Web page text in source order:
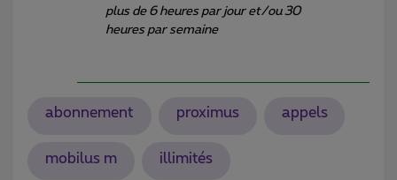
plus de 6 heures par jour et/ou 30
heures par semaine
abonnement proximus appels
mobilus m illimités